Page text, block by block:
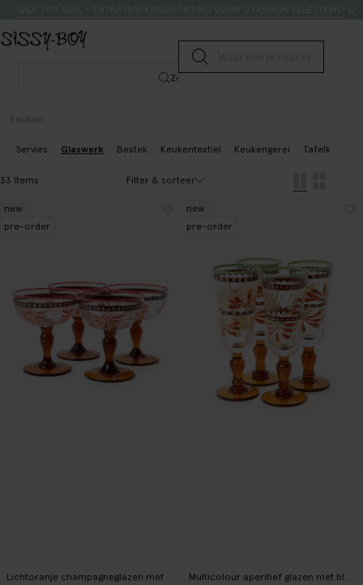
Submit search
Zoeken
Keuken
Servies Glaswerk Bestek Keukentextiel Keukengerei Tafelkleden
33 Items Filter & sorteer
new
pre-order
new
pre-order